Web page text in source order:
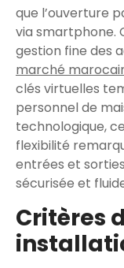
que l’ouverture
via smartphone.
gestion fine des
marché
clés virtuelles
personnel de
technologique,
flexibilité
entrées et
sécurisée et
Critères